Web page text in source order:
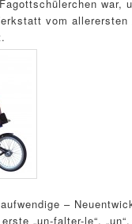
war,
vom allerersten
–
„un-falter-le“.